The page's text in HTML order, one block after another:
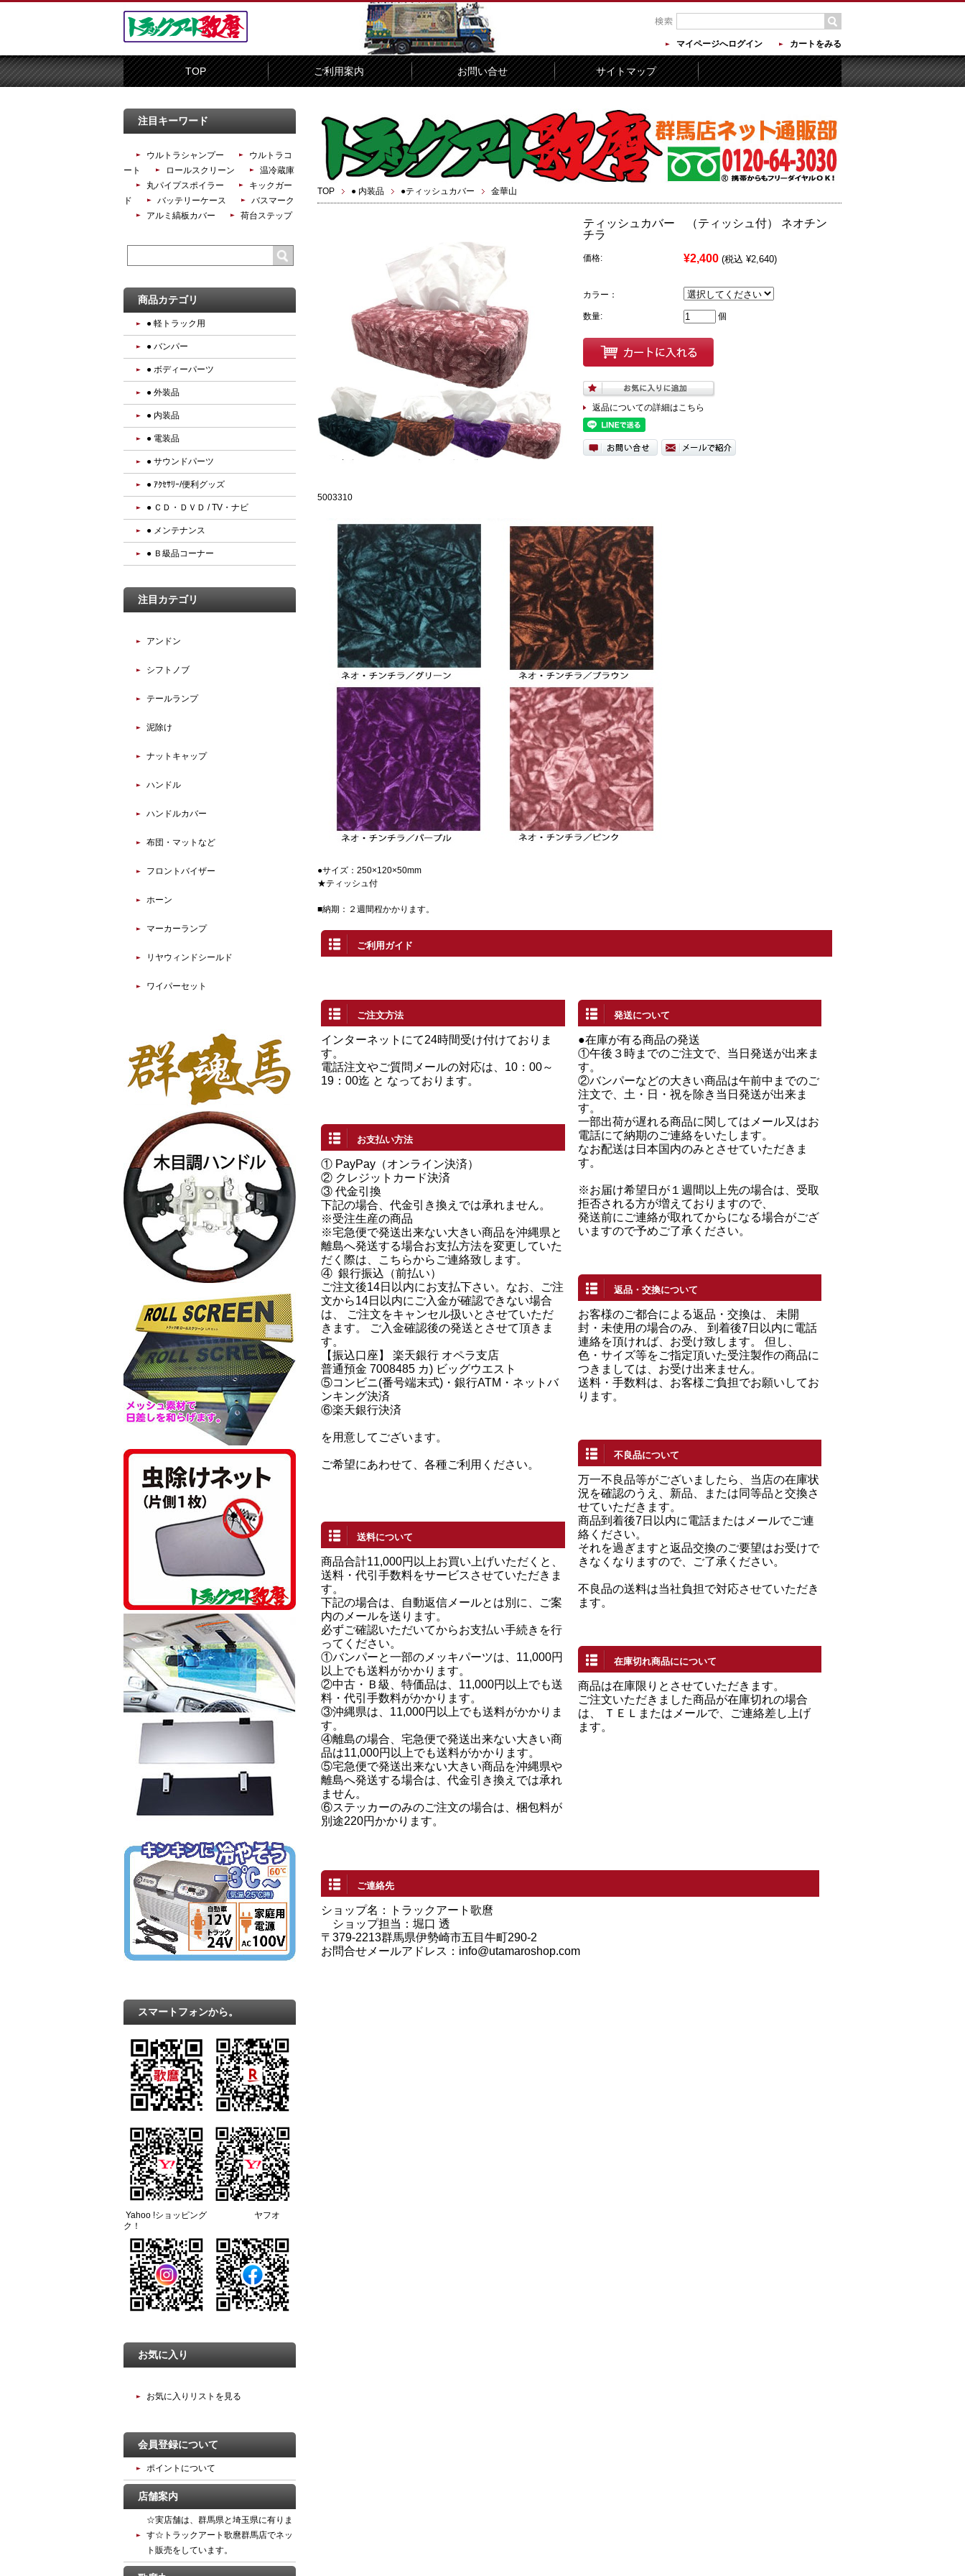
マイページへログイン カートをみる
TOP ご利用案内 お問い合せ サイトマップ
TOP ● 内装品 ●ティッシュカバー 金華山
ティッシュカバー （ティッシュ付） ネオチン
チラ
価格: ¥2,400 (税込 ¥2,640)
カラー：
数量: 個
返品についての詳細はこちら
5003310
●サイズ：250×120×50mm
★ティッシュ付
■納期：２週間程かかります。
ご利用ガイド
ご注文方法
インターネットにて24時間受け付けておりま
す。
電話注文やご質問メールの対応は、10：00～
19：00迄 と なっております。
お支払い方法
① PayPay（オンライン決済）
② クレジットカード決済
③ 代金引換
下記の場合、代金引き換えでは承れません。
※受注生産の商品
※宅急便で発送出来ない大きい商品を沖縄県と
離島へ発送する場合お支払方法を変更していた
だく際は、こちらからご連絡致します。
④ 銀行振込（前払い）
ご注文後14日以内にお支払下さい。なお、ご注
文から14日以内にご入金が確認できない場合
は、 ご注文をキャンセル扱いとさせていただ
きます。 ご入金確認後の発送とさせて頂きま
す。
【振込口座】 楽天銀行 オペラ支店
普通預金 7008485 カ) ビッグウエスト
⑤コンビニ(番号端末式)・銀行ATM・ネットバ
ンキング決済
⑥楽天銀行決済
を用意してございます。
ご希望にあわせて、各種ご利用ください。
送料について
商品合計11,000円以上お買い上げいただくと、
送料・代引手数料をサービスさせていただきま
す。
下記の場合は、自動返信メールとは別に、ご案
内のメールを送ります。
必ずご確認いただいてからお支払い手続きを行
ってください。
①バンパーと一部のメッキパーツは、11,000円
以上でも送料がかかります。
②中古・Ｂ級、特価品は、11,000円以上でも送
料・代引手数料がかかります。
③沖縄県は、11,000円以上でも送料がかかりま
す。
④離島の場合、宅急便で発送出来ない大きい商
品は11,000円以上でも送料がかかります。
⑤宅急便で発送出来ない大きい商品を沖縄県や
離島へ発送する場合は、代金引き換えでは承れ
ません。
⑥ステッカーのみのご注文の場合は、梱包料が
別途220円かかります。
発送について
●在庫が有る商品の発送
①午後３時までのご注文で、当日発送が出来ま
す。
②バンパーなどの大きい商品は午前中までのご
注文で、土・日・祝を除き当日発送が出来ま
す。
一部出荷が遅れる商品に関してはメール又はお
電話にて納期のご連絡をいたします。
なお配送は日本国内のみとさせていただきま
す。
※お届け希望日が１週間以上先の場合は、受取
拒否される方が増えておりますので、
発送前にご連絡が取れてからになる場合がござ
いますので予めご了承ください。
返品・交換について
お客様のご都合による返品・交換は、 未開
封・未使用の場合のみ、 到着後7日以内に電話
連絡を頂ければ、お受け致します。 但し、
色・サイズ等をご指定頂いた受注製作の商品に
つきましては、お受け出来ません。
送料・手数料は、お客様ご負担でお願いしてお
ります。
不良品について
万一不良品等がございましたら、当店の在庫状
況を確認のうえ、新品、または同等品と交換さ
せていただきます。
商品到着後7日以内に電話またはメールでご連
絡ください。
それを過ぎますと返品交換のご要望はお受けで
きなくなりますので、ご了承ください。
不良品の送料は当社負担で対応させていただき
ます。
在庫切れ商品にについて
商品は在庫限りとさせていただきます。
ご注文いただきました商品が在庫切れの場合
は、 ＴＥＬまたはメールで、ご連絡差し上げ
ます。
ご連絡先
ショップ名：トラックアート歌麿
ショップ担当：堀口 透
〒379-2213群馬県伊勢崎市五目牛町290-2
お問合せメールアドレス： info@utamaroshop.com
注目キーワード
ウルトラシャンプー
ウルトラコ
ート
ロールスクリーン
温冷蔵庫
丸パイプスポイラー
キックガー
ド
バッテリーケース
バスマーク
アルミ縞板カバー
荷台ステップ
商品カテゴリ
● 軽トラック用
● バンパー
● ボディーパーツ
● 外装品
● 内装品
● 電装品
● サウンドパーツ
● ｱｸｾｻﾘｰ/便利グッズ
● ＣＤ・ＤＶＤ / TV・ナビ
● メンテナンス
● Ｂ級品コーナー
注目カテゴリ
アンドン
シフトノブ
テールランプ
泥除け
ナットキャップ
ハンドル
ハンドルカバー
布団・マットなど
フロントバイザー
ホーン
マーカーランプ
リヤウィンドシールド
ワイパーセット
スマートフォンから。
Yahoo !ショッピング ヤフオ
ク！
お気に入り
お気に入りリストを見る
会員登録について
ポイントについて
店舗案内
☆実店舗は、群馬県と埼玉県に有りま
す☆トラックアート歌麿群馬店でネッ
ト販売をしています。